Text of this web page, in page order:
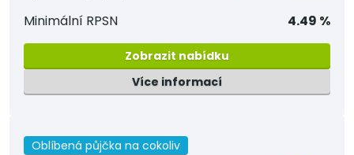
Minimální RPSN
4.49 %
Zobrazit nabídku
Více informací
Oblíbená půjčka na cokoliv